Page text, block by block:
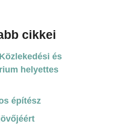
cikkei
és
helyettes
építész